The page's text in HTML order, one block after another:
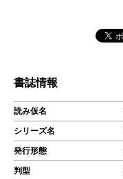
書誌情報
読み仮名
シリーズ名
発行形態
判型